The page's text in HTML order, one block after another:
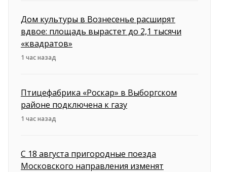
Дом культуры в Вознесенье расширят
вдвое: площадь вырастет до 2,1 тысячи
«квадратов»
1 час назад
Птицефабрика «Роскар» в Выборгском
районе подключена к газу
1 час назад
С 18 августа пригородные поезда
Московского направления изменят